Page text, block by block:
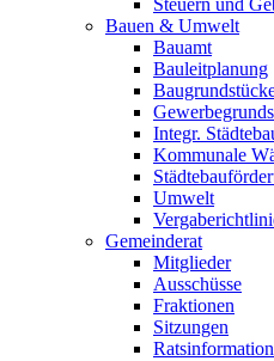
Steuern und
Bauen & Umwelt
Bauamt
Bauleitplanung
Integr.
Kommunale
Umwelt
Gemeinderat
Mitglieder
Ausschüsse
Fraktionen
Sitzungen